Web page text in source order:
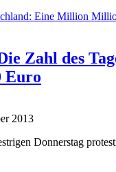
Eine Million
Zahl des
Euro
2013
Donnerstag